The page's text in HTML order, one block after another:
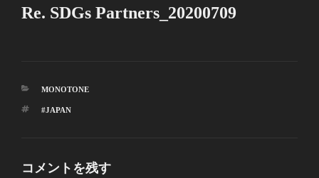
稿
日:
Re. SDGs Partners_20200709
カ
ゴ
MONOTONE
タ
#JAPAN
コメントを残す